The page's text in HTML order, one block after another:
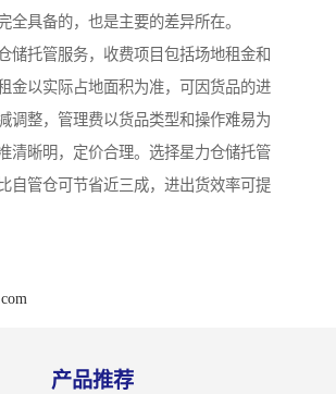
全具备的，也是主要的差异所在。
储托管服务，收费项目包括场地租金和
金以实际占地面积为准，可因货品的进
调整，管理费以货品类型和操作难易为
清晰明，定价合理。选择星力仓储托管
自管仓可节省近三成，进出货效率可提
产品推荐